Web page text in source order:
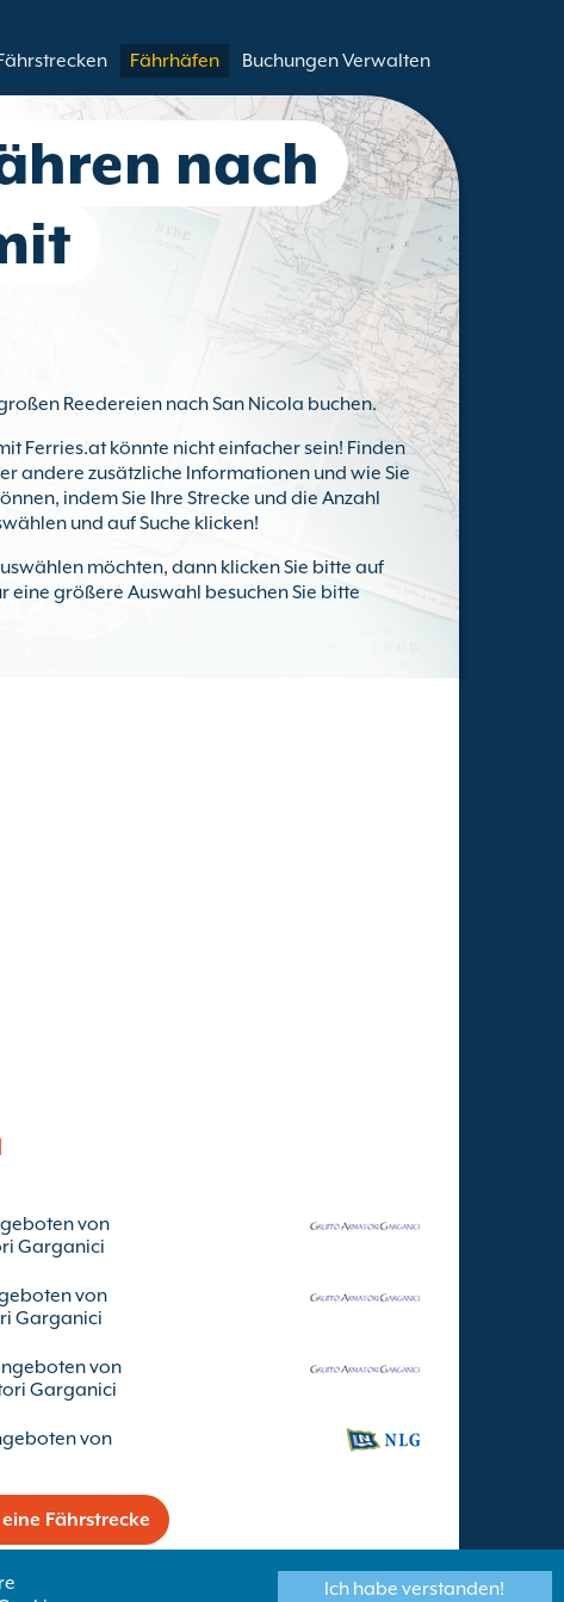
Fährhäfen Buchungen Verwalten
nach
Reedereien nach San Nicola buchen.
Ferries.at könnte nicht einfacher sein! Finden
andere zusätzliche Informationen und wie Sie
indem Sie Ihre Strecke und die Anzahl
und auf Suche klicken!
möchten, dann klicken Sie bitte auf
eine größere Auswahl besuchen Sie bitte
von
Garganici
von
Garganici
von
Garganici
von
Fährstrecke
Ich habe verstanden!